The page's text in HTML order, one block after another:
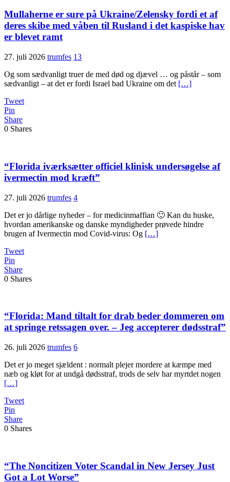
Mullaherne er sure på Ukraine/Zelensky fordi et af
deres skibe med våben til Rusland i det kaspiske hav
er blevet ramt
27. juli 2026 trumfes 13
Og som sædvanligt truer de med død og djævel … og påstår – som
sædvanligt – at det er fordi Israel bad Ukraine om det […]
Tweet
Pin
Share
0 Shares
“Florida iværksætter officiel klinisk under­søgelse af
ivermectin mod kræft”
27. juli 2026 trumfes 4
Det er jo dårlige nyheder – for medicinmaffian 🙂 Kan du huske,
hvordan amerikanske og danske myndigheder prøvede hindre
brugen af Ivermectin mod Covid-virus: Og […]
Tweet
Pin
Share
0 Shares
“Florida: Mand tiltalt for drab beder dommeren om
at springe rets­sagen over. – Jeg accepterer dødsstraf”
26. juli 2026 trumfes 6
Det er jo meget sjældent : normalt plejer mordere at kæmpe med
næb og kløt for at undgå dødsstraf, trods de selv har myrtdet nogen
[…]
Tweet
Pin
Share
0 Shares
“The Noncitizen Voter Scandal in New Jersey Just
Got a Lot Worse”